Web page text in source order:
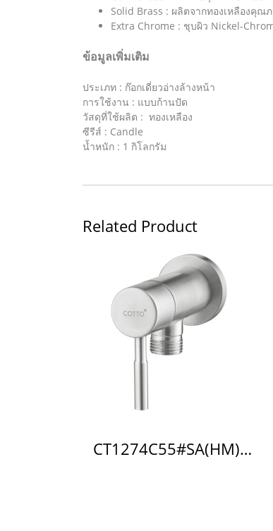
Solid Brass : ผลิตจากทองเหลืองคุณ
Extra Chrome : ชุบผิว Nickel-
ข้อมูลเพิ่มเติม
ประเภท : ก๊อกเดี่ยวอ่างล้างหน้า
การใช้งาน : แบบก้านปัด
วัสดุที่ใช้ผลิต : ทองเหลือง
ซีรีส์ : Candle
น้ำหนัก : 1 กิโลกรัม
Related Product
CT1274C55#SA(HM) วาล์วเปิด-ปิดน้ำ รุ่น Titus